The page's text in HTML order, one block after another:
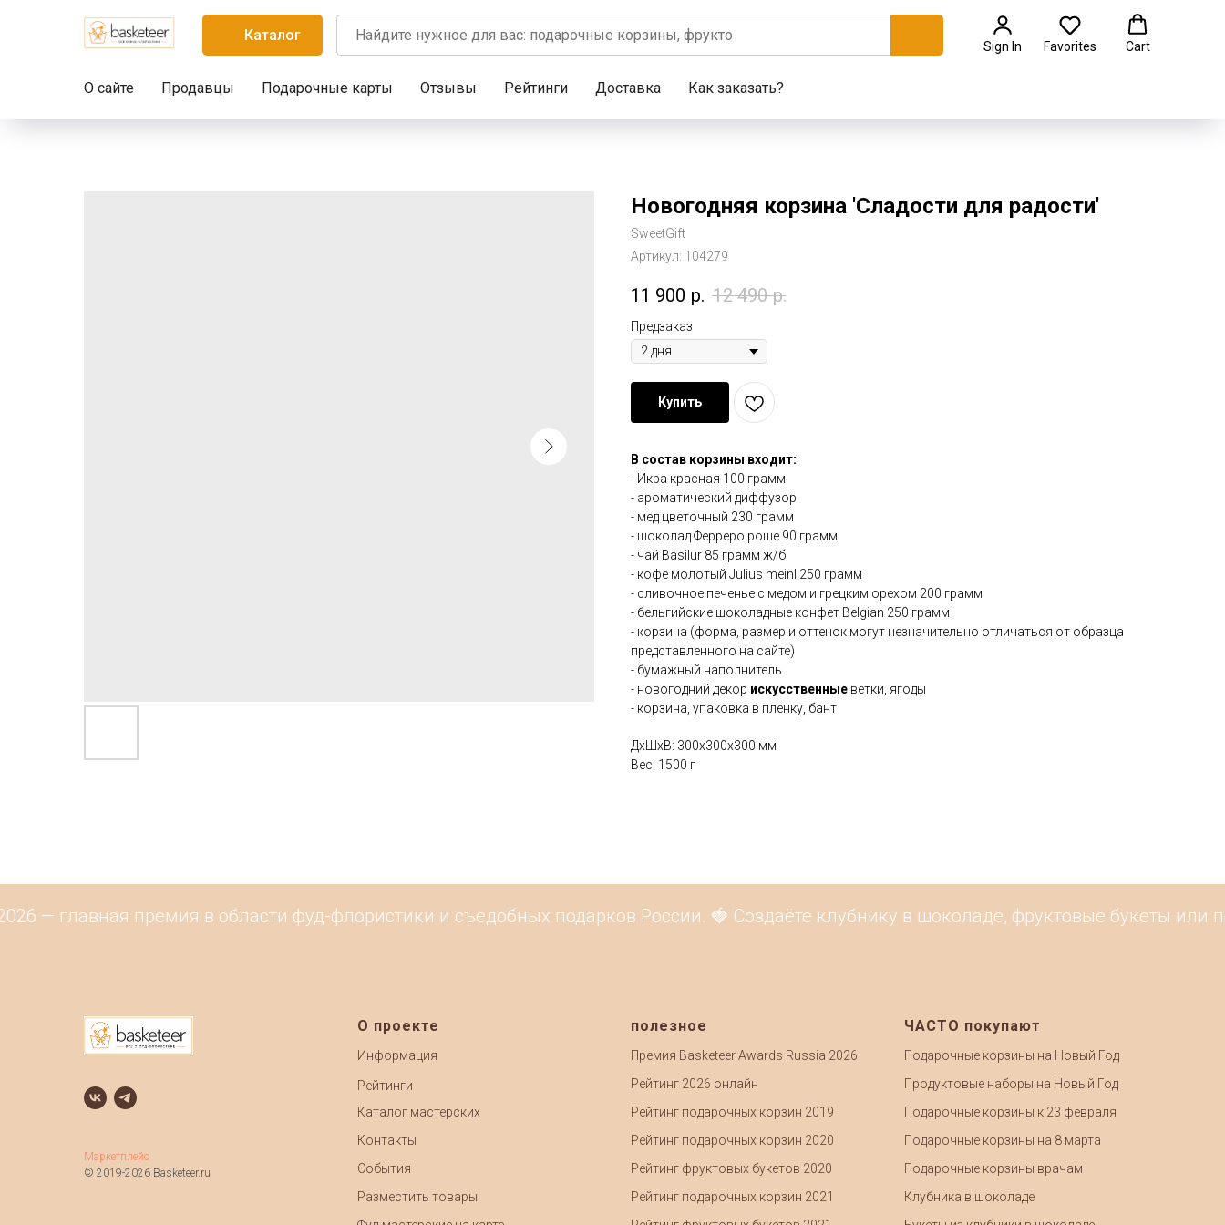
Каталог
Sign In Favorites Cart
О сайте Продавцы Подарочные карты Отзывы Рейтинги Доставка Как заказать?
Новогодняя корзина 'Сладости для радости'
SweetGift
Артикул: 104279
11 900 р. 12 490 р.
Предзаказ
Купить
В состав корзины входит:
- Икра красная 100 грамм
- ароматический диффузор
- мед цветочный 230 грамм
- шоколад Ферреро роше 90 грамм
- чай Basilur 85 грамм ж/б
- кофе молотый Julius meinl 250 грамм
- сливочное печенье с медом и грецким орехом 200 грамм
- бельгийские шоколадные конфет Belgian 250 грамм
- корзина (форма, размер и оттенок могут незначительно отличаться от образца
представленного на сайте)
- бумажный наполнитель
- новогодний декор искусственные ветки, ягоды
- корзина, упаковка в пленку, бант
ДxШxВ: 300x300x300 мм
Вес: 1500 г
— главная премия в области фуд-флористики и съедобных подарков России. 🍓 Создаёте клубнику в шоколаде, фруктовые букеты
Маркетплейс
© 2019-2026 Basketeer.ru
О проекте
Информация
Рейтинги
Каталог мастерских
Контакты
События
Разместить товары
полезное
Премия Basketeer Awards Russia 2026
Рейтинг 2026 онлайн
Рейтинг подарочных корзин 2019
Рейтинг подарочных корзин 2020
Рейтинг фруктовых букетов 2020
Рейтинг подарочных корзин 2021
ЧАСТО покупают
Подарочные корзины на Новый Год
Продуктовые наборы на Новый Год
Подарочные корзины к 23 февраля
Подарочные корзины на 8 марта
Подарочные корзины врачам
Клубника в шоколаде